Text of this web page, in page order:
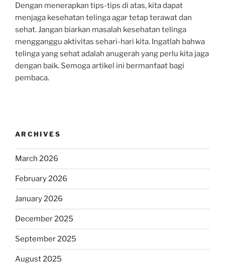
Dengan menerapkan tips-tips di atas, kita dapat
menjaga kesehatan telinga agar tetap terawat dan
sehat. Jangan biarkan masalah kesehatan telinga
mengganggu aktivitas sehari-hari kita. Ingatlah bahwa
telinga yang sehat adalah anugerah yang perlu kita jaga
dengan baik. Semoga artikel ini bermanfaat bagi
pembaca.
ARCHIVES
March 2026
February 2026
January 2026
December 2025
September 2025
August 2025